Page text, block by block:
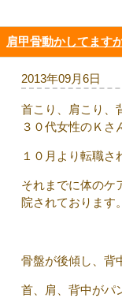
肩甲骨動かしてます
2013年09月6日
首こり、肩こり、
３０代女性のＫさ
１０月より転職さ
それまでに体のケ
院されております。
骨盤が後傾し、背
首、肩、背中がパ